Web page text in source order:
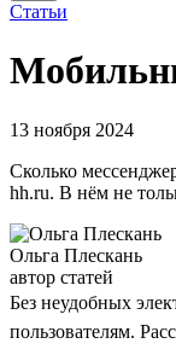
Статьи
13 ноября 2024
Сколько
hh.ru. В нём не
Ольга Плескань
автор статей
Без неудобных
пользователям.